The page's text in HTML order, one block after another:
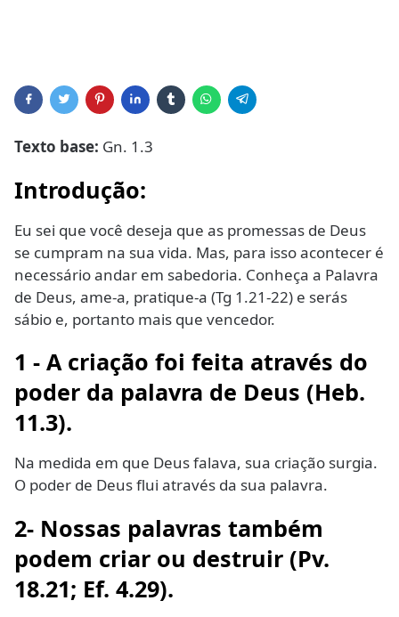
Texto base: Gn. 1.3
Introdução:
Eu sei que você deseja que as promessas de Deus
se cumpram na sua vida. Mas, para isso acontecer é
necessário andar em sabedoria. Conheça a Palavra
de Deus, ame-a, pratique-a (Tg 1.21-22) e serás
sábio e, portanto mais que vencedor.
1 - A criação foi feita através do
poder da palavra de Deus (Heb.
11.3).
Na medida em que Deus falava, sua criação surgia.
O poder de Deus flui através da sua palavra.
2- Nossas palavras também
podem criar ou destruir (Pv.
18.21; Ef. 4.29).